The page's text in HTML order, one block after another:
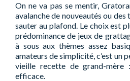
On ne va pas se mentir,
avalanche de nouveautés ou
sauter au plafond. Le choix est
prédominance de jeux de
à sous aux thèmes assez
amateurs de simplicité, c’est un
vieille recette de grand-mère
efficace.